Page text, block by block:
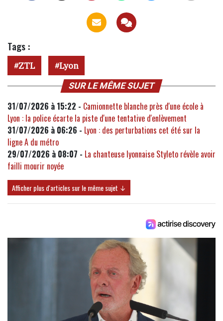
Tags :
ZTL Lyon
SUR LE MÊME SUJET
31/07/2026 à 15:22 - Camionnette blanche près d'une école à
Lyon : la police écarte la piste d'une tentative d'enlèvement
31/07/2026 à 06:26 - Lyon : des perturbations cet été sur la
ligne A du métro
29/07/2026 à 08:07 - La chanteuse lyonnaise Styleto révèle avoir
failli mourir noyée
Afficher plus d'articles sur le même sujet ↓